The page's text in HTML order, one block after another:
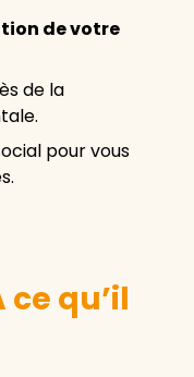
de votre
de la
pour vous
ce qu’il